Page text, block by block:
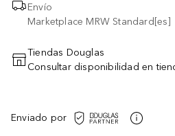
Envío
Marketplace MRW Standard[es]
AÑADIR AL
Tiendas Douglas
Consultar disponibilidad en
Enviado por